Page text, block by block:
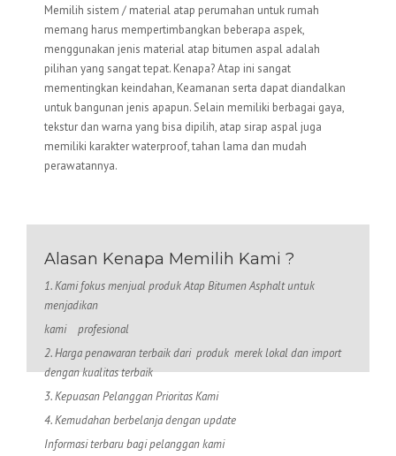
Memilih sistem / material atap perumahan untuk rumah
memang harus mempertimbangkan beberapa aspek,
menggunakan jenis material atap bitumen aspal adalah
pilihan yang sangat tepat. Kenapa? Atap ini sangat
mementingkan keindahan, Keamanan serta dapat diandalkan
untuk bangunan jenis apapun. Selain memiliki berbagai gaya,
tekstur dan warna yang bisa dipilih, atap sirap aspal juga
memiliki karakter waterproof, tahan lama dan mudah
perawatannya.
Alasan Kenapa Memilih Kami ?
1. Kami fokus menjual produk Atap Bitumen Asphalt untuk
menjadikan
kami
profesional
2. Harga penawaran terbaik dari produk merek lokal dan import
dengan kualitas terbaik
3. Kepuasan Pelanggan Prioritas Kami
4. Kemudahan berbelanja dengan update
Informasi terbaru bagi pelanggan kami